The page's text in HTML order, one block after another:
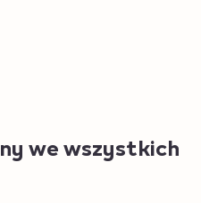
we wszystkich